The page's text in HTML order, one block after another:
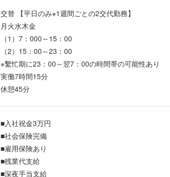
交替 【平日のみ※1週間ごとの2交代勤務】
月火水木金
（1）7：000～15：00
（2）15：00～23：00
※繫忙期に23：00～翌7：00の時間帯の可能性あり
実働7時間15分
休憩45分
■入社祝金3万円
■社会保険完備
■雇用保険あり
■残業代支給
■深夜手当支給